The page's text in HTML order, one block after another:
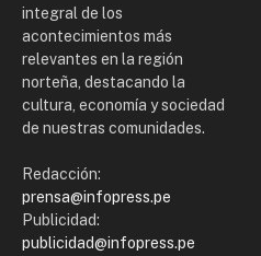
integral de los
acontecimientos más
relevantes en la región
norteña, destacando la
cultura, economía y sociedad
de nuestras comunidades.
Redacción:
prensa@infopress.pe
Publicidad:
publicidad@infopress.pe